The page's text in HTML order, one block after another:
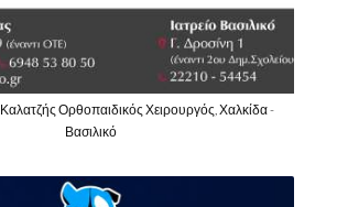
Ορθοπαιδικός Χειρουργός, Χαλκίδα -
Βασιλικό